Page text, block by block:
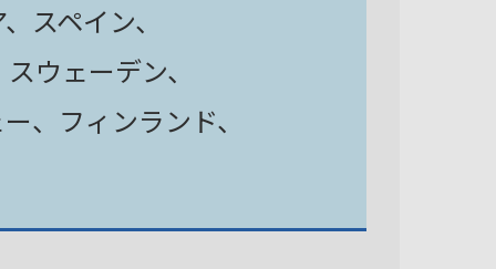
スペイン、
ウェーデン、
、フィンランド、